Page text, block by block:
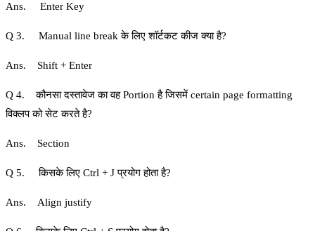
Ans. Enter Key
Q 3. Manual line break के लिए शॉर्टकट कीज क्या है?
Ans. Shift + Enter
Q 4. कौनसा दस्तावेज का वह Portion है जिसमें certain page formatting
विक्लप को सेट करते है?
Ans. Section
Q 5. किसके लिए Ctrl + J प्रयोग होता है?
Ans. Align justify